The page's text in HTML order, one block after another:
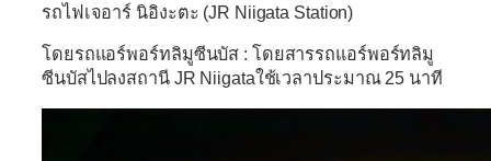
รถไฟเจอาร์ นิอิงะตะ (JR Niigata Station)
โดยรถแอร์พอร์ทลิมูซีนบัส : โดยสารรถแอร์พอร์ทลิมู
ซีนบัสไปลงสถานี JR Niigataใช้เวลาประมาณ 25 นาที